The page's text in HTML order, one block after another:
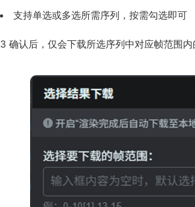
支持单选或多选所需序列，按需勾选即可
3 确认后，仅会下载所选序列中对应帧范围